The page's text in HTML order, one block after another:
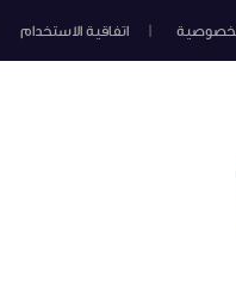
اتفاقية الاستخدام